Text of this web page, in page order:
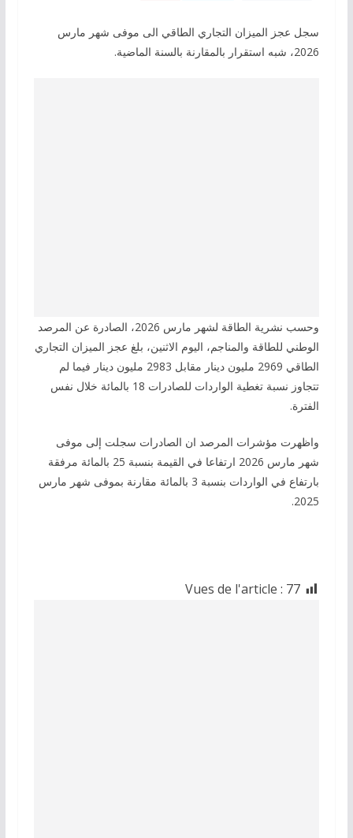
سجل عجز الميزان التجاري الطاقي الى موفى شهر مارس
2026، شبه استقرار بالمقارنة بالسنة الماضية.
وحسب نشرية الطاقة لشهر مارس 2026، الصادرة عن المرصد
الوطني للطاقة والمناجم، اليوم الاثنين، بلغ عجز الميزان التجاري
الطاقي 2969 مليون دينار مقابل 2983 مليون دينار فيما لم
تتجاوز نسبة تغطية الواردات للصادرات 18 بالمائة خلال نفس
الفترة.
واظهرت مؤشرات المرصد ان الصادرات سجلت إلى موفى
شهر مارس 2026 ارتفاعا في القيمة بنسبة 25 بالمائة مرفقة
بارتفاع في الواردات بنسبة 3 بالمائة مقارنة بموفى شهر مارس
2025.
Vues de l'article : 77